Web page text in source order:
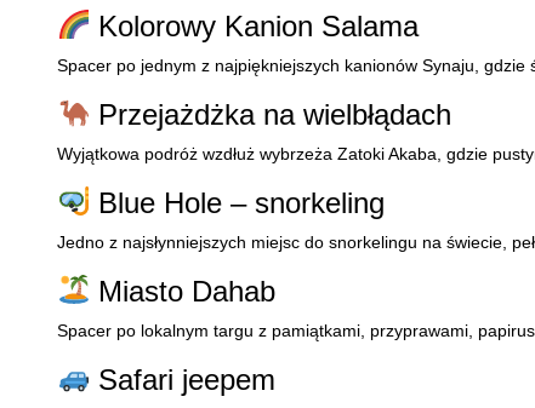
Kolorowy Kanion Salama
Spacer po jednym z najpiękniejszych kanionów Synaju, gdzie
Przejażdżka na wielbłądach
Wyjątkowa podróż wzdłuż wybrzeża Zatoki Akaba, gdzie
Blue Hole – snorkeling
Jedno z najsłynniejszych miejsc do snorkelingu na świecie,
Miasto Dahab
Spacer po lokalnym targu z pamiątkami, przyprawami,
Safari jeepem